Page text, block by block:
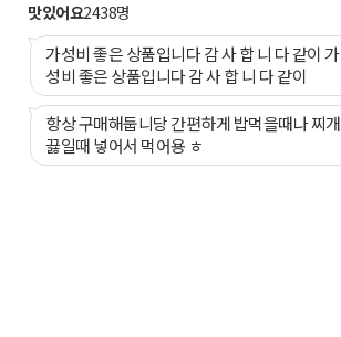
맛있어요2438명
가성비 좋은 상품입니다 감 사 합 니 다 같이 가
성비 좋은 상품입니다 감 사 합 니 다 같이
항상 구매해둡니당 간편하게 밥먹을때나 찌개
끓일때 넣어서 먹어용 ㅎ